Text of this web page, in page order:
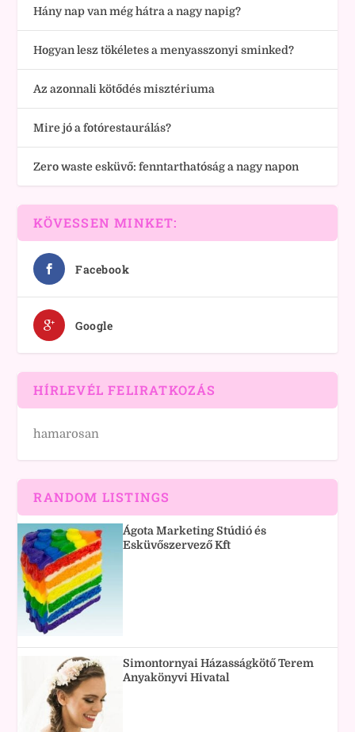
Hány nap van még hátra a nagy napig?
Hogyan lesz tökéletes a menyasszonyi sminked?
Az azonnali kötődés misztériuma
Mire jó a fotórestaurálás?
Zero waste esküvő: fenntarthatóság a nagy napon
KÖVESSEN MINKET:
Facebook
Google
HÍRLEVÉL FELIRATKOZÁS
hamarosan
RANDOM LISTINGS
Ágota Marketing Stúdió és
Esküvőszervező Kft
Simontornyai Házasságkötő Terem
Anyakönyvi Hivatal